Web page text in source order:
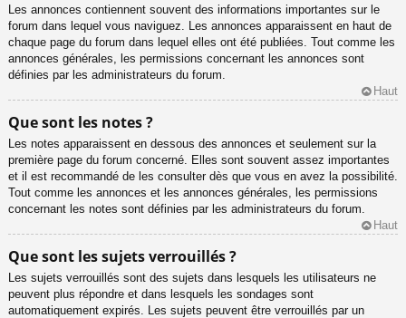
Les annonces contiennent souvent des informations importantes sur le
forum dans lequel vous naviguez. Les annonces apparaissent en haut de
chaque page du forum dans lequel elles ont été publiées. Tout comme les
annonces générales, les permissions concernant les annonces sont
définies par les administrateurs du forum.
Haut
Que sont les notes ?
Les notes apparaissent en dessous des annonces et seulement sur la
première page du forum concerné. Elles sont souvent assez importantes
et il est recommandé de les consulter dès que vous en avez la possibilité.
Tout comme les annonces et les annonces générales, les permissions
concernant les notes sont définies par les administrateurs du forum.
Haut
Que sont les sujets verrouillés ?
Les sujets verrouillés sont des sujets dans lesquels les utilisateurs ne
peuvent plus répondre et dans lesquels les sondages sont
automatiquement expirés. Les sujets peuvent être verrouillés par un